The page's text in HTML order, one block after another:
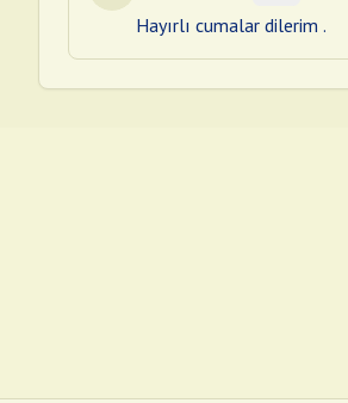
Hayırlı cumalar dilerim .